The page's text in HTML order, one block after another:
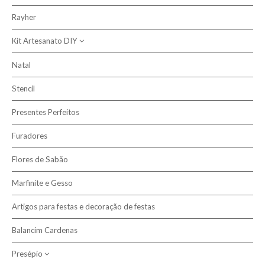
Rayher
Kit Artesanato DIY
Kits Artesanato Infantis
Natal
Stencil
Presentes Perfeitos
Furadores
Flores de Sabão
Marfinite e Gesso
Artigos para festas e decoração de festas
Balancim Cardenas
Presépio